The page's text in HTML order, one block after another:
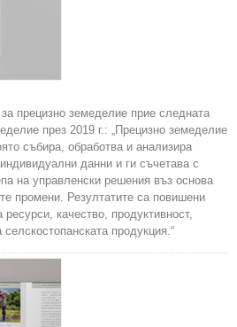
прецизно земеделие прие следната
през 2019 г.: „Прецизно земеделие
събира, обработва и анализира
данни и ги съчетава с
на управленски решения въз основа
промени. Резултатите са повишени
качество, продуктивност,
продукция.“